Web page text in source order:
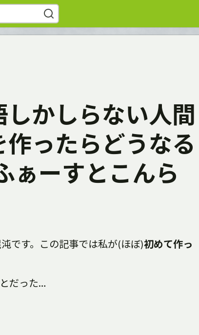
しかしらない人間
ったらどうなる
ぁーすとこんら
です。この記事では私が(ほぼ)初めて作っ
だった…